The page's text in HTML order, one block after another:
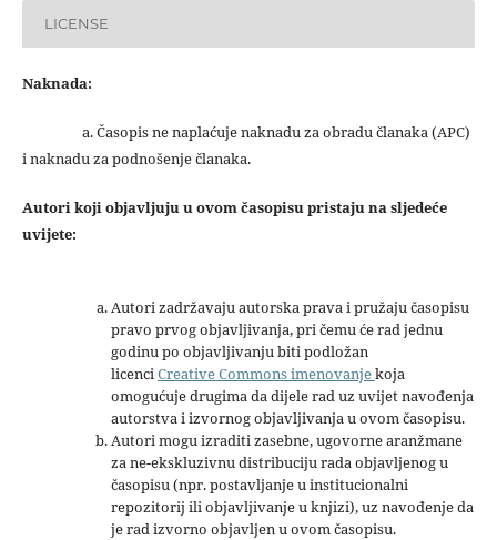
LICENSE
Naknada:
a. Časopis ne naplaćuje naknadu za obradu članaka (APC)
i naknadu za podnošenje članaka.
Autori koji objavljuju u ovom časopisu pristaju na sljedeće
uvijete:
Autori zadržavaju autorska prava i pružaju časopisu
pravo prvog objavljivanja, pri čemu će rad jednu
godinu po objavljivanju biti podložan
licenciCreative Commons imenovanjekoja
omogućuje drugima da dijele rad uz uvijet navođenja
autorstva i izvornog objavljivanja u ovom časopisu.
Autori mogu izraditi zasebne, ugovorne aranžmane
za ne-ekskluzivnu distribuciju rada objavljenog u
časopisu (npr. postavljanje u institucionalni
repozitorij ili objavljivanje u knjizi), uz navođenje da
je rad izvorno objavljen u ovom časopisu.